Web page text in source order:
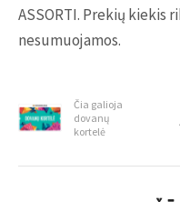
ASSORTI. Prekių kiekis
nesumuojamos.
Čia galioja
dovanų
kortelė